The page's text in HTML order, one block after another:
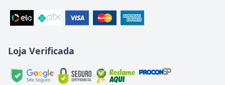
Loja Verificada